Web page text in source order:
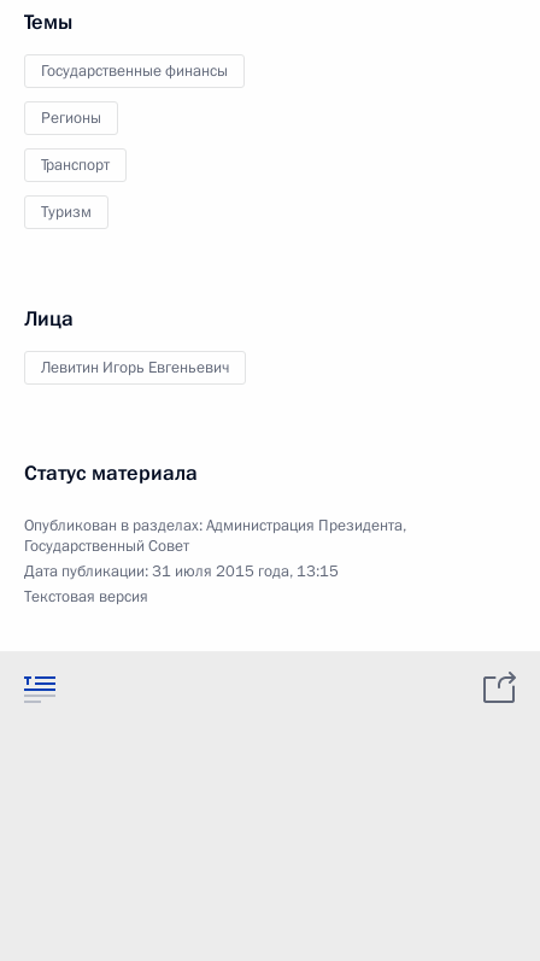
Темы
Государственные финансы
Регионы
Транспорт
Туризм
Лица
Левитин Игорь Евгеньевич
Статус материала
Опубликован в разделах:Администрация Президента,
Государственный Совет
Дата публикации:31 июля 2015 года, 13:15
Текстовая версия